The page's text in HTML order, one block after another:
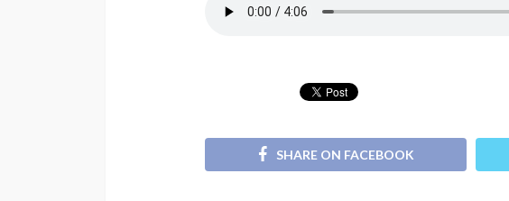
SHARE ON FACEBOOK